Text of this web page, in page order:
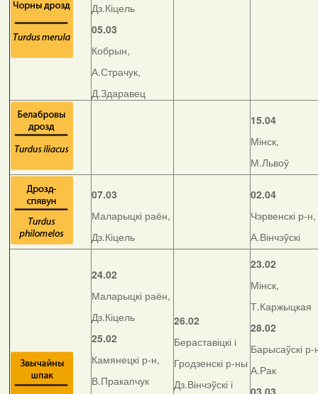
Дз.Кіцель
05.03
Кобрын,
А.Страчук,
Д.Здаравец
15.04
Мінск,
М.Львоў
07.03
Маларыцкі раён,
Дз.Кіцель
02.04
Чэрвенскі р-н,
А.Вінчэўскі
24.02
Маларыцкі раён,
Дз.Кіцель
25.02
Камянецкі р-н,
В.Пракапчук
26.02
Бераставіцкі і
Гродзенскі р-ны
Дз.Вінчэўскі і
23.02
Мінск,
Т.Каржыцкая
28.02
Барысаўскі р-
А.Рак
03.03